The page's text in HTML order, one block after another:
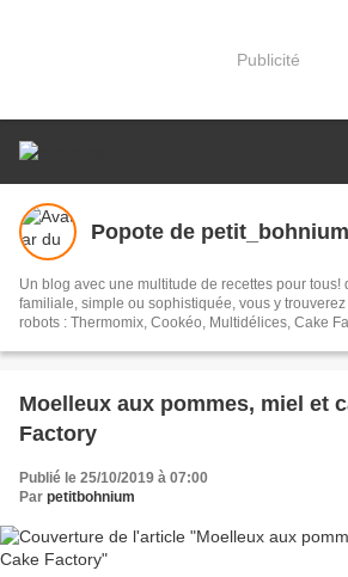
Publicité
Popote de petit_bohnium
Un blog avec une multitude de recettes pour tous!
familiale, simple ou sophistiquée, vous y trouverez de tout!
robots : Thermomix, Cookéo, Multidélices, Cake
Moelleux aux pommes, miel et
Factory
Publié le 25/10/2019 à 07:00
Par petitbohnium